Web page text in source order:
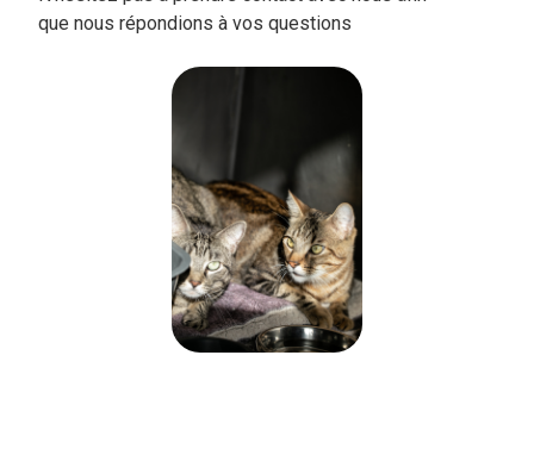
que nous répondions à vos questions